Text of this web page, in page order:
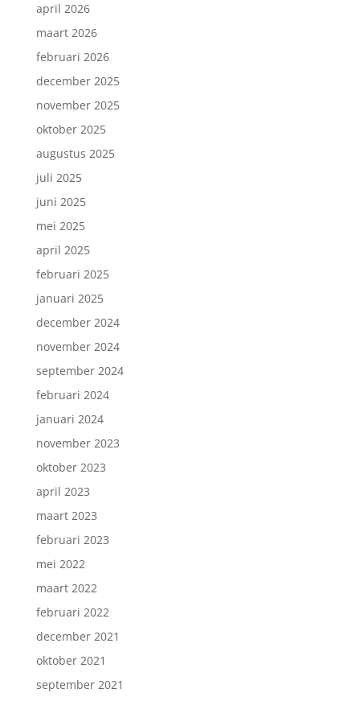
april 2026
maart 2026
februari 2026
december 2025
november 2025
oktober 2025
augustus 2025
juli 2025
juni 2025
mei 2025
april 2025
februari 2025
januari 2025
december 2024
november 2024
september 2024
februari 2024
januari 2024
november 2023
oktober 2023
april 2023
maart 2023
februari 2023
mei 2022
maart 2022
februari 2022
december 2021
oktober 2021
september 2021